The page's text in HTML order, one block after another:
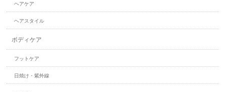
ヘアケア
ヘアスタイル
ボディケア
フットケア
日焼け・紫外線